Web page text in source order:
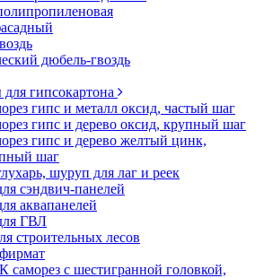
дюбель-гвоздь
гипсокартона
гипс и металл оксид, частый шаг
гипс и дерево оксид, крупный шаг
гипс и дерево желтый цинк,
шаг
шуруп для лаг и реек
сэндвич-панелей
аквапанелей
ГВЛ
строительных лесов
саморез с шестигранной головкой,